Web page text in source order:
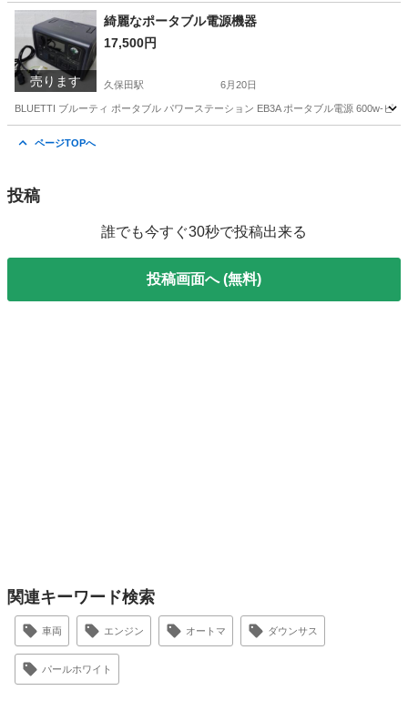
佐賀 佐賀市 久保田駅 その他 コンパネ
売ります
綺麗なポータブル電源機器
17,500円
久保田駅 6月20日
BLUETTI ブルーティ ポータブル パワーステーション EB3A ポータブル電源 600w-ピ
ページTOPへ
投稿
誰でも今すぐ30秒で投稿出来る
投稿画面へ (無料)
関連キーワード検索
車両 エンジン オートマ ダウンサス
パールホワイト